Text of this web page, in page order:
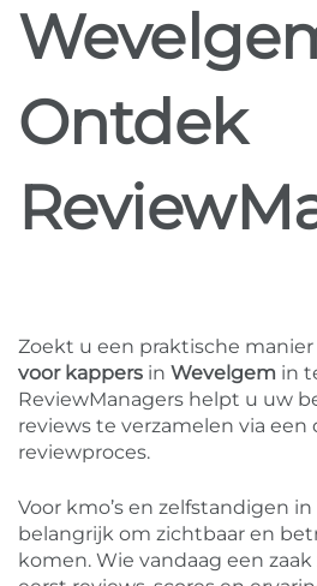
Ontdek
Zoekt u een praktische
voor kappers in Wevelgem in
ReviewManagers helpt u uw
reviews te verzamelen via
reviewproces.
Voor kmo’s en zelfstandigen
belangrijk om zichtbaar en
komen. Wie vandaag een